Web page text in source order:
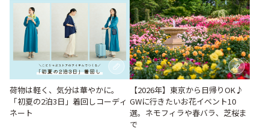
荷物は軽く、気分は華やかに。
「初夏の2泊3日」着回しコーディ
ネート
【2026年】東京から日帰りOK♪
GWに行きたいお花イベント10
選。ネモフィラや春バラ、芝桜ま
で